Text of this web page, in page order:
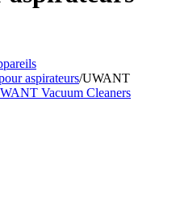
aspirateurs/UWANT